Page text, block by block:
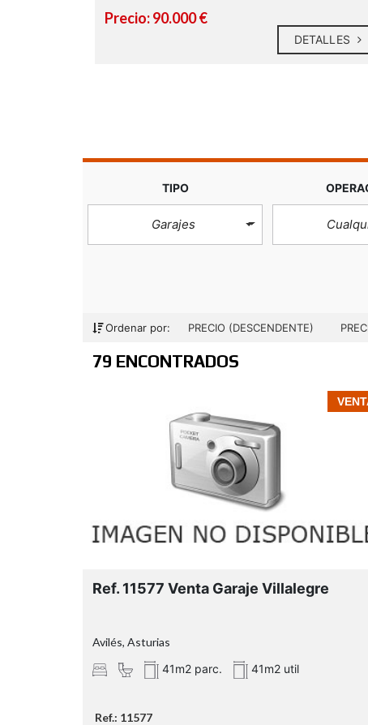
Precio: 90.000 €
DETALLES
TIPO
Garajes
Ordenar por: PRECIO (DESCENDENTE)
79 ENCONTRADOS
Zona industrial:
Zona comercial:
Ref. 11577 Venta Garaje Villalegre
Avilés, Asturias
41m2 parc.
41m2 util
Ref.: 11577